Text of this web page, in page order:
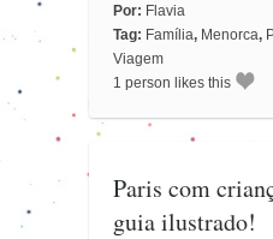
Por: Flavia
Tag: Família, Menorca,
Viagem
1 person likes this
Paris com
guia ilustrado!